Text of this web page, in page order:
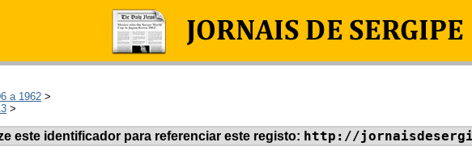
a 1962 >
>
este identificador para referenciar este registo: http://